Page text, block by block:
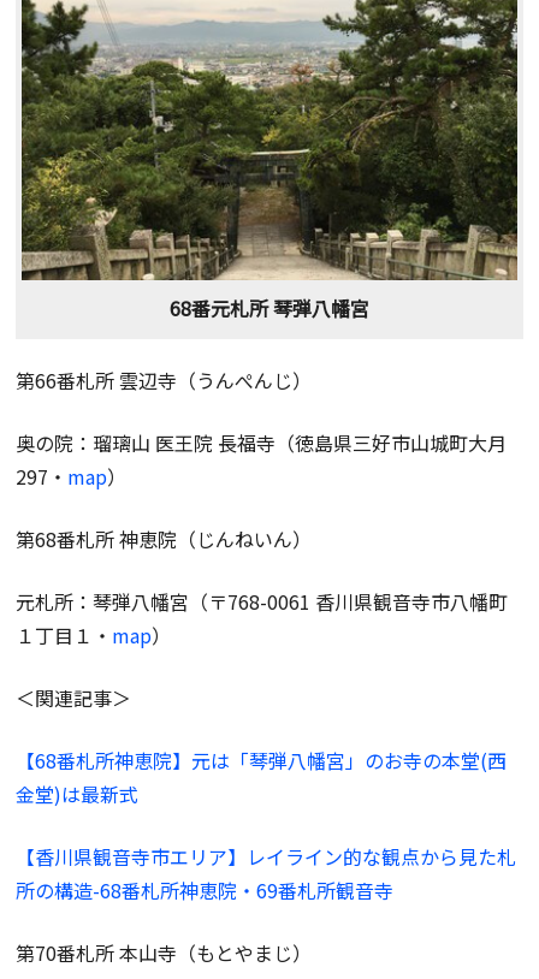
68番元札所 琴弾八幡宮
第66番札所 雲辺寺（うんぺんじ）
奥の院：瑠璃山 医王院 長福寺（徳島県三好市山城町大月
297・ map）
第68番札所 神恵院（じんねいん）
元札所：琴弾八幡宮（〒768-0061 香川県観音寺市八幡町
１丁目１・ map）
＜関連記事＞
【68番札所神恵院】元は「琴弾八幡宮」のお寺の本堂(西
金堂)は最新式
【香川県観音寺市エリア】レイライン的な観点から見た札
所の構造-68番札所神恵院・69番札所観音寺
第70番札所 本山寺（もとやまじ）